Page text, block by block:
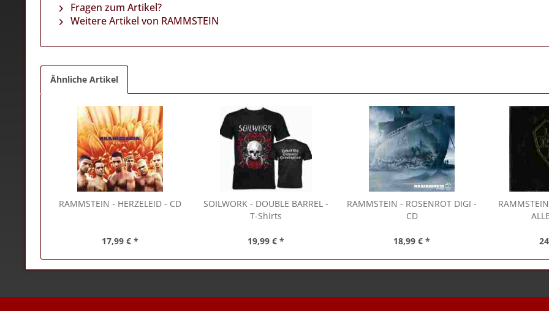
Fragen zum Artikel?
Weitere Artikel von RAMMSTEIN
Ähnliche Artikel
RAMMSTEIN - HERZELEID - CD
17,99 € *
SOILWORK - DOUBLE BARREL -
T-Shirts
19,99 € *
RAMMSTEIN - ROSENROT DIGI -
CD
18,99 € *
RAMMSTEIN